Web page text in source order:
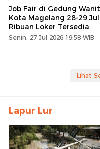
Job Fair di Gedung
Kota Magelang 28-29
Ribuan Loker Tersedia
Senin, 27 Jul 2026 19:58 WIB
Lihat
Lapur Lur